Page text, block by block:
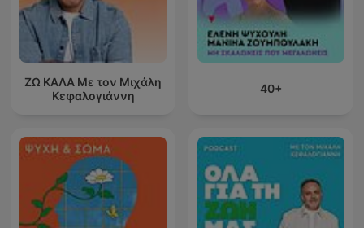
ΖΩ ΚΑΛΑ Με τον Μιχάλη
Κεφαλογιάννη
40+